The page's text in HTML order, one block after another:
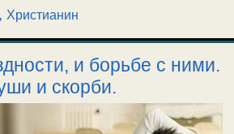
, Христианин
и борьбе с ними.
и скорби.